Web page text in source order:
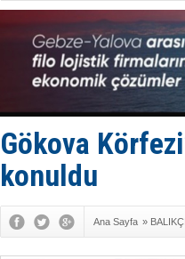
Gökova
konuldu
Ana Sayfa »